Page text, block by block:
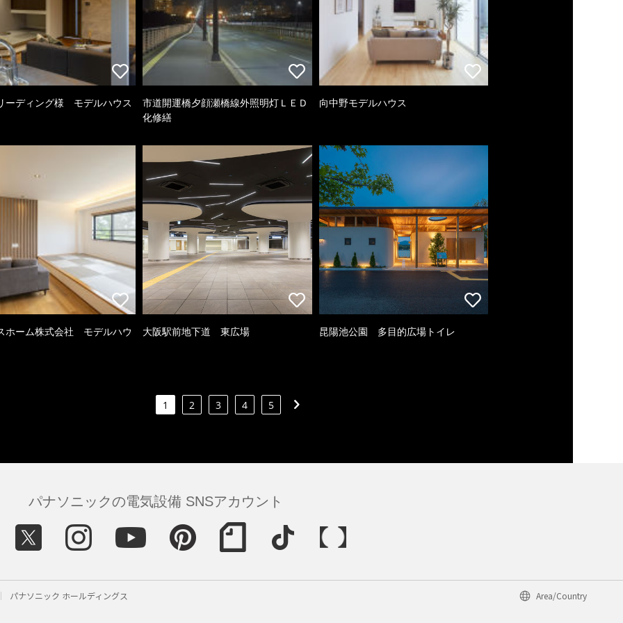
ーディング様 モデルハウス
市道開運橋夕顔瀬橋線外照明灯ＬＥＤ
化修繕
向中野モデルハウス
ホーム株式会社 モデルハウ 大阪駅前地下道 東広場 昆陽池公園 多目的広場トイレ
1 2 3 4 5
パナソニックの電気設備 SNSアカウント
パナソニック ホールディングス Area/Country